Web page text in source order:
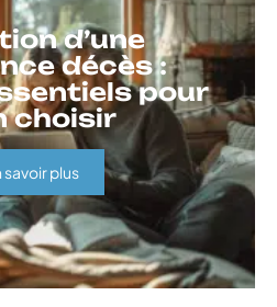
d’une
décès :
pour
choisir
savoir plus